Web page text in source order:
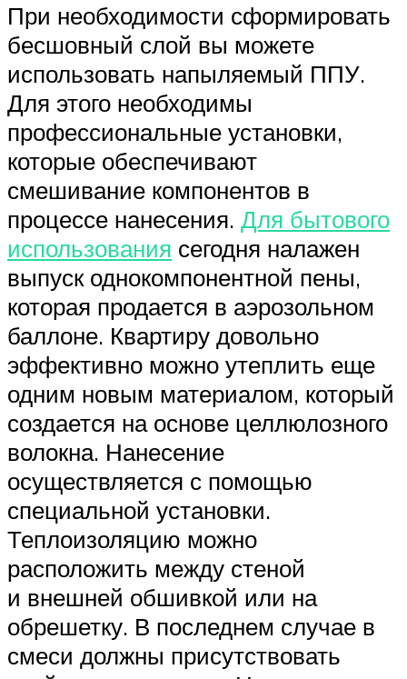
При необходимости сформировать
бесшовный слой вы можете
использовать напыляемый ППУ.
Для этого необходимы
профессиональные установки,
которые обеспечивают
смешивание компонентов в
процессе нанесения. Для бытового
использования сегодня налажен
выпуск однокомпонентной пены,
которая продается в аэрозольном
баллоне. Квартиру довольно
эффективно можно утеплить еще
одним новым материалом, который
создается на основе целлюлозного
волокна. Нанесение
осуществляется с помощью
специальной установки.
Теплоизоляцию можно
расположить между стеной
и внешней обшивкой или на
обрешетку. В последнем случае в
смеси должны присутствовать